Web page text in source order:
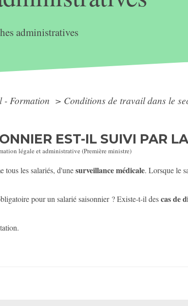
administratives
- Formation > Conditions de travail dans le
EST-IL SUIVI PAR
légale et administrative (Première ministre)
tous les salariés, d'unesurveillance médicale. Lorsque le
pour un salarié saisonnier ? Existe-t-il descas de